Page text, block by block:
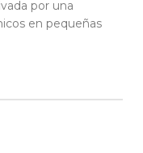
por una
en pequeñas